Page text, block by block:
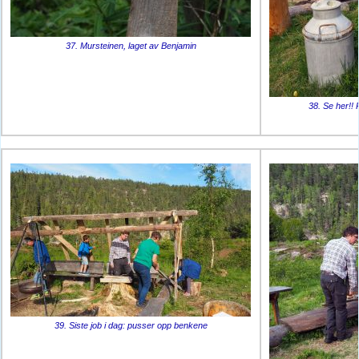
37. Mursteinen, laget av Benjamin
38. Se her!!
39. Siste job i dag: pusser opp benkene